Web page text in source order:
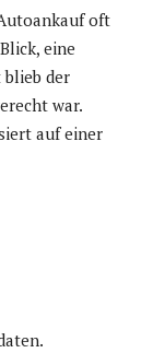
oft
eine
blieb der
war.
auf einer